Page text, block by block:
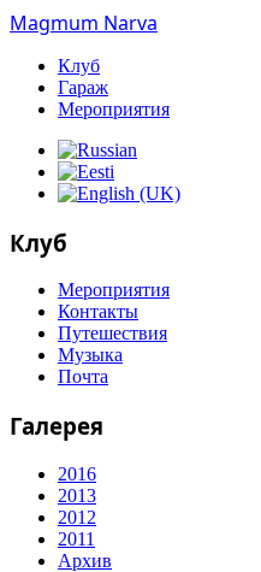
Magmum Narva
Клуб
Гараж
Мероприятия
Клуб
Мероприятия
Контакты
Путешествия
Музыка
Почта
Галерея
2016
2013
2012
2011
Архив